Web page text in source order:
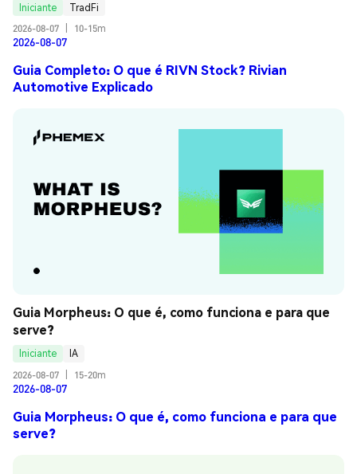
Iniciante
TradFi
2026-08-07
10-15m
2026-08-07
Guia Completo: O que é RIVN Stock? Rivian
Automotive Explicado
Guia Morpheus: O que é, como funciona e para que
serve?
Iniciante
IA
2026-08-07
15-20m
2026-08-07
Guia Morpheus: O que é, como funciona e para que
serve?